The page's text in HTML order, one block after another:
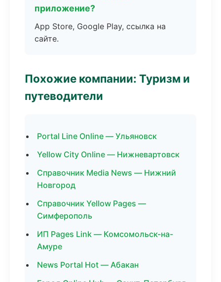
приложение?
App Store, Google Play, ссылка на
сайте.
Похожие компании: Туризм и
путеводители
Portal Line Online — Ульяновск
Yellow City Online — Нижневартовск
Справочник Media News — Нижний
Новгород
Справочник Yellow Pages —
Симферополь
ИП Pages Link — Комсомольск-на-
Амуре
News Portal Hot — Абакан